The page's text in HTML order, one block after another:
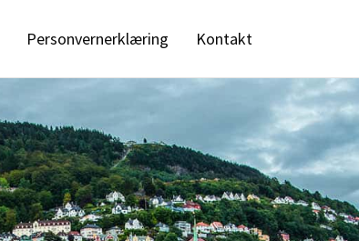
Personvernerklæring Kontakt